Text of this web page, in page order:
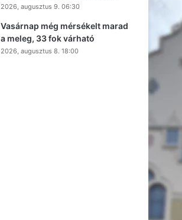
2026, augusztus 9. 06:30
Vasárnap még mérsékelt marad
a meleg, 33 fok várható
2026, augusztus 8. 18:00